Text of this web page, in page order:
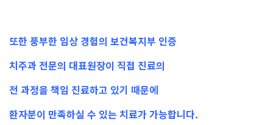
또한 풍부한 임상 경험의 보건복지부 인증
치주과 전문의 대표원장이 직접 진료의
전 과정을 책임 진료하고 있기 때문에
환자분이 만족하실 수 있는 치료가 가능합니다.